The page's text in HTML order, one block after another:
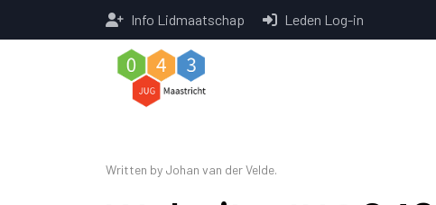
Info Lidmaatschap Leden Log-in
Written by Johan van der Velde.